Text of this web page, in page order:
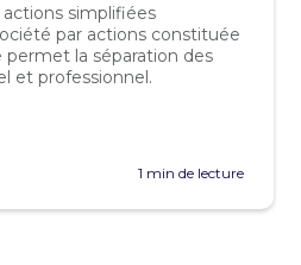
actions simplifiées
par actions constituée
permet la séparation des
et professionnel.
1 min de lecture